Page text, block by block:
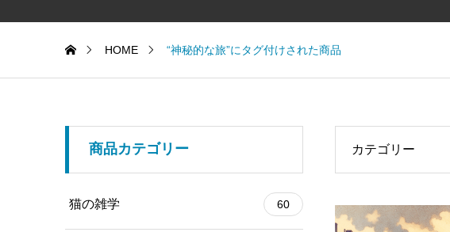
HOME “神秘的な旅”にタグ付けされた商品
カテゴリー
商品カテゴリー
猫の雑学 60